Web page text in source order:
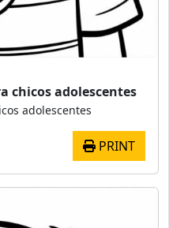
chicos adolescentes
adolescentes
PRINT